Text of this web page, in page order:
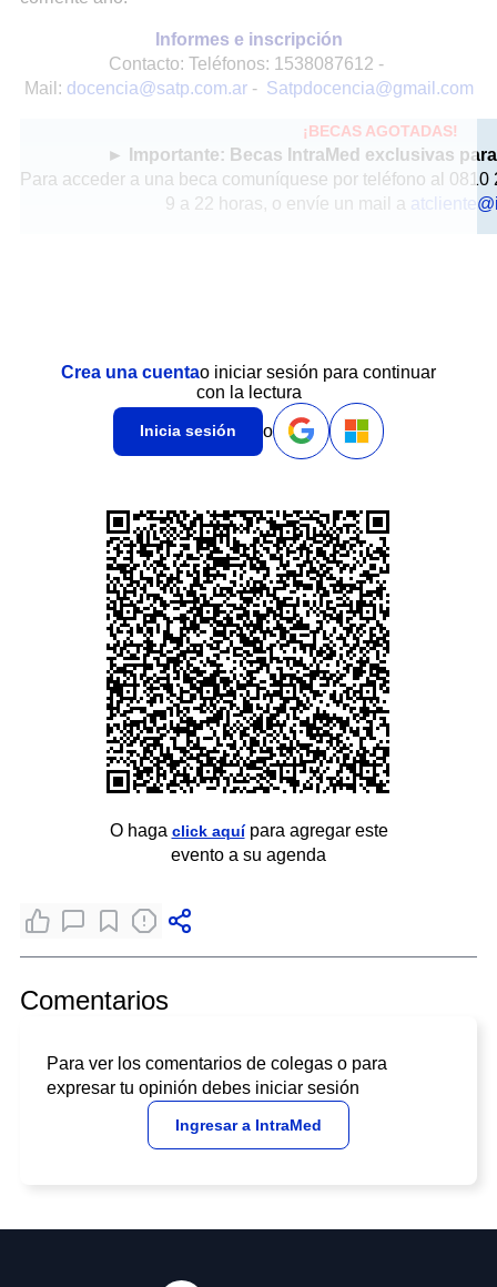
Informes e inscripción
Contacto: Teléfonos: 1538087612 -
Mail: docencia@satp.com.ar- Satpdocencia@gmail.com
¡BECAS AGOTADAS!
► Importante: Becas IntraMed exclusivas
Para acceder a una beca comuníquese por teléfono al
9 a 22 horas, o envíe un mail a
Crea una cuentao iniciar sesión para continuar
con la lectura
Inicia sesión o
O haga click aquípara agregar este
evento a su agenda
Comentarios
Para ver los comentarios de colegas o para
expresar tu opinión debes iniciar sesión
Ingresar a IntraMed